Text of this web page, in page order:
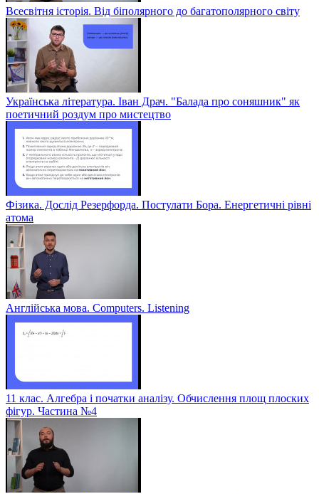
Всесвітня історія. Від біполярного до багатополярного світу
Українська література. Іван Драч. "Балада про соняшник" як
поетичний роздум про мистецтво
Фізика. Дослід Резерфорда. Постулати Бора. Енергетичні рівні
атома
Англійська мова. Computers. Listening
11 клас. Алгебра і початки аналізу. Обчислення площ плоских
фігур. Частина №4